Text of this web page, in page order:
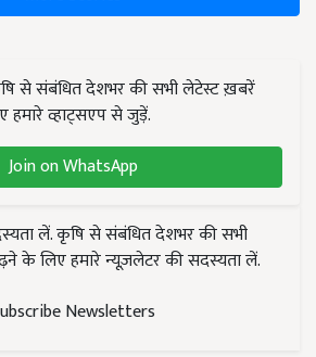
से संबंधित देशभर की सभी लेटेस्ट ख़बरें
हमारे व्हाट्सएप से जुड़ें.
Join on WhatsApp
लें. कृषि से संबंधित देशभर की सभी
के लिए हमारे न्यूज़लेटर की सदस्यता लें.
Newsletters